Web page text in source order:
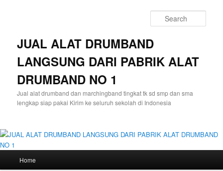
JUAL ALAT DRUMBAND
LANGSUNG DARI PABRIK ALAT
DRUMBAND NO 1
Jual alat drumband dan marchingband tingkat tk sd smp dan sma
lengkap siap pakai Kirim ke seluruh sekolah di Indonesia
Home